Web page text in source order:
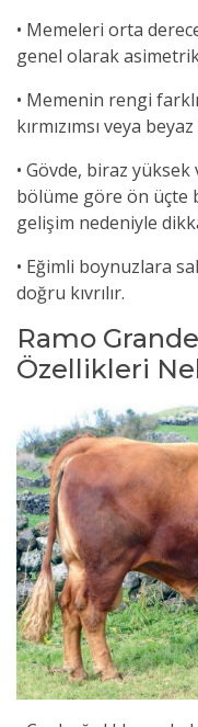
• Memeleri orta
genel olarak asimetrik
• Memenin rengi
kırmızımsı veya
• Gövde, biraz
bölüme göre ön üçte
gelişim nedeniyle
• Eğimli boynuzlara
doğru kıvrılır.
Ramo
Özellikleri